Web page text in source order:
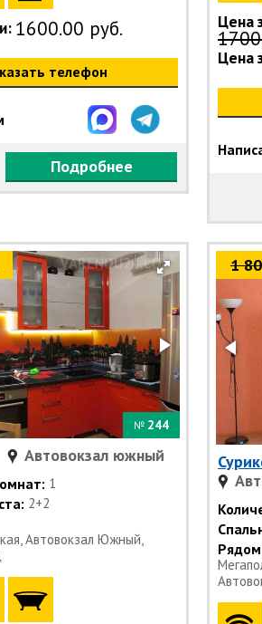
1600.00 руб.
телефон
Подробнее
Цена
Цена
№ 244
Автовокзал южный
1
2+2
Автовокзал Южный,
1